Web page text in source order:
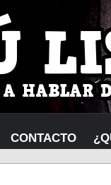
CONTACTO